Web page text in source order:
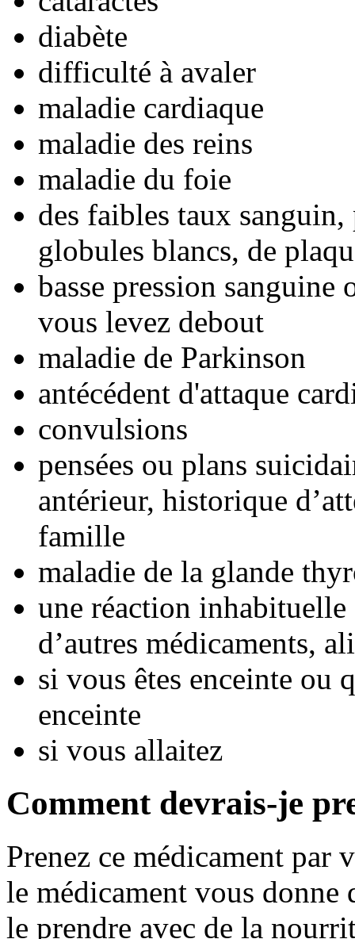
diabète
difficulté à avaler
maladie cardiaque
maladie des reins
maladie du foie
des faibles taux
globules blancs, de
basse pression sanguine
vous levez debout
maladie de Parkinson
antécédent d'attaque
convulsions
pensées ou plans
antérieur, historique
famille
maladie de la glande
une réaction
d’autres médicaments,
si vous êtes enceinte ou
enceinte
si vous allaitez
Comment devrais-je
Prenez ce médicament par
le médicament vous donne
le prendre avec de la